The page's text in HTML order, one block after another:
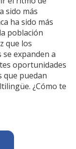
sido más
ha sido más
población
que los
expanden a
oportunidades
que puedan
¿Cómo te